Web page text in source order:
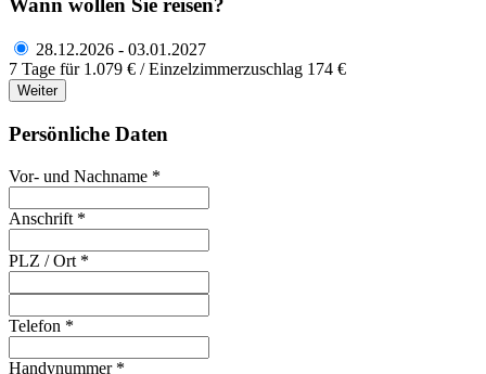
Wann wollen Sie reisen?
28.12.2026 - 03.01.2027
7 Tage für 1.079 € / Einzelzimmerzuschlag 174 €
Weiter
Persönliche Daten
Vor- und Nachname *
Anschrift *
PLZ / Ort *
Telefon *
Handynummer *